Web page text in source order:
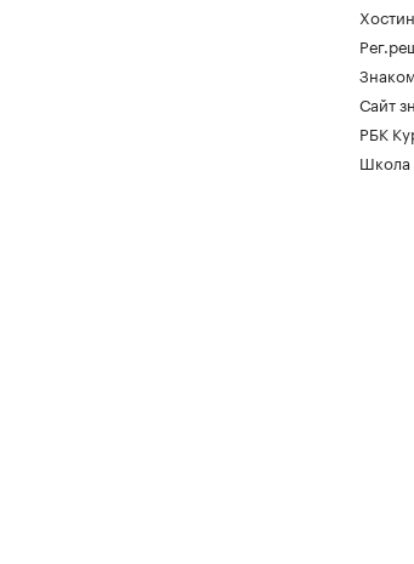
Сайт
РБК
Школа